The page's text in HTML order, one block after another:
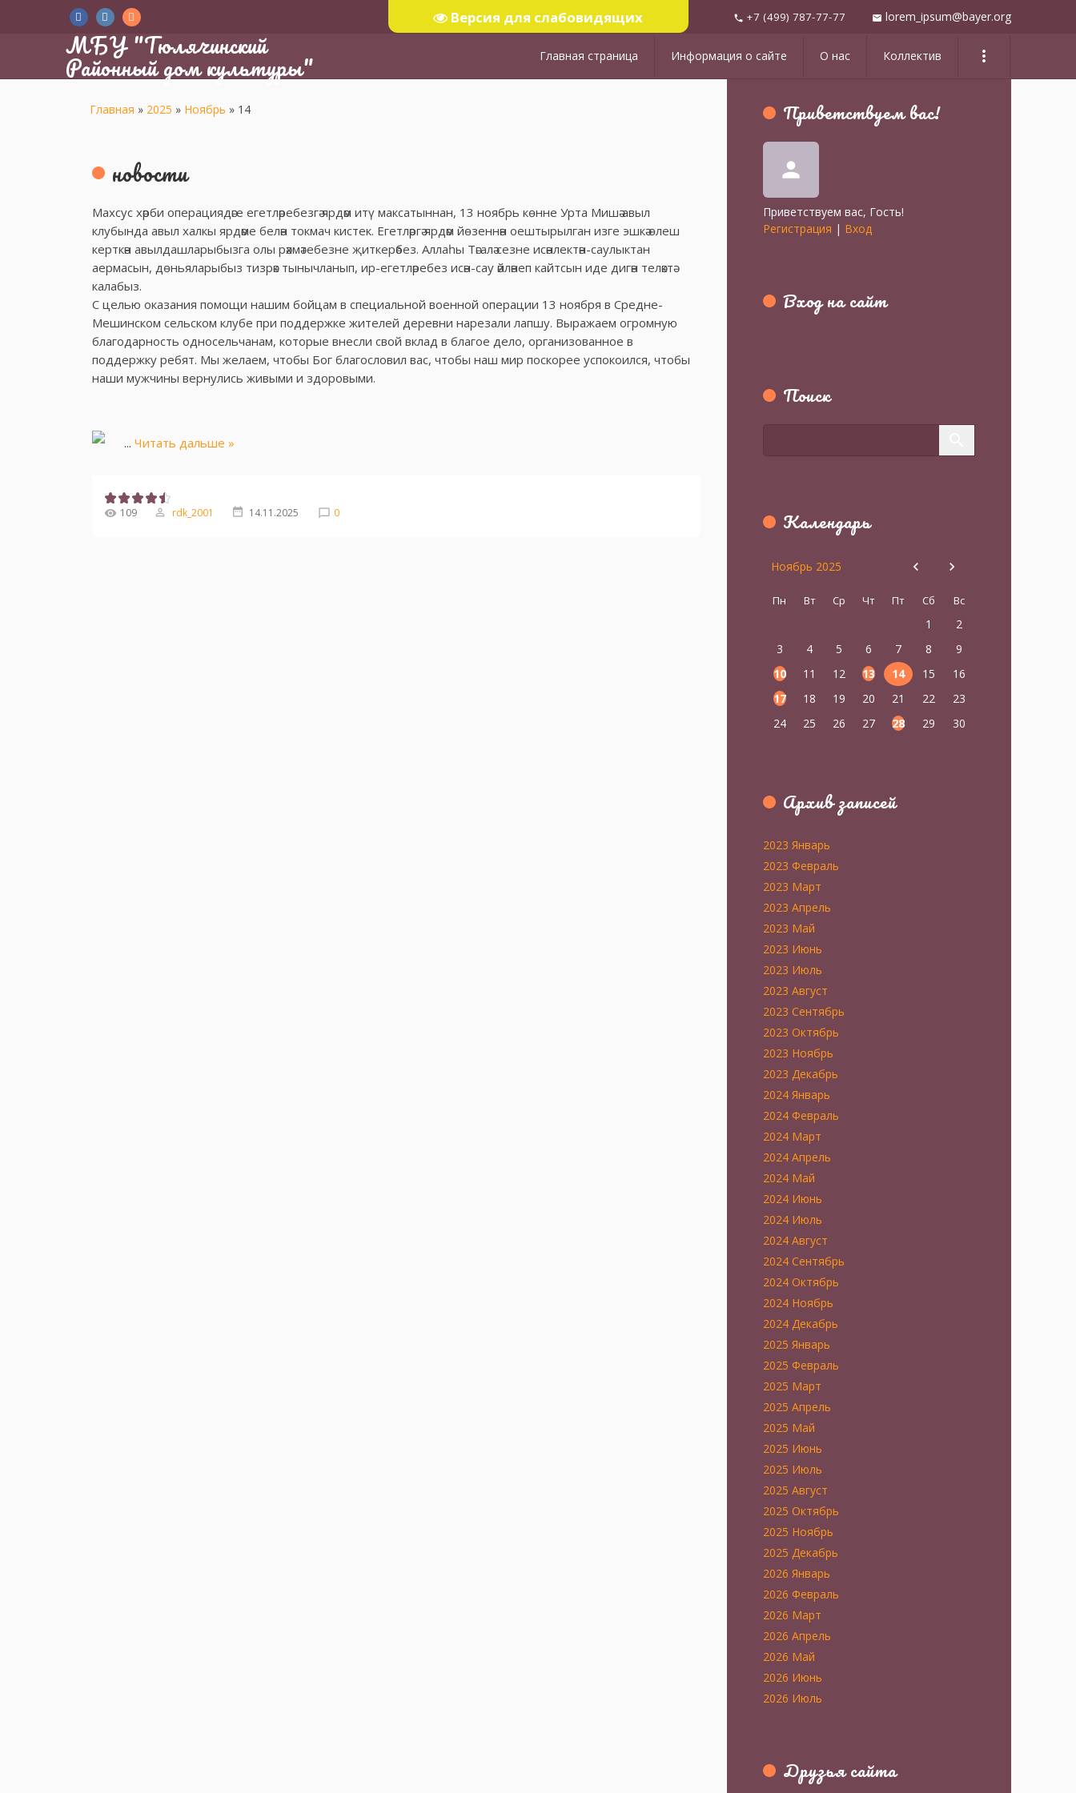
Версия для слабовидящих phone +7 (499) 787-77-77 mail lorem_ipsum@bayer.org
МБУ "Тюлячинский
Районный дом культуры" Главная страница Информация о сайте О нас Коллектив more_vert
Главная » 2025 » Ноябрь » 14
новости
Махсус хәрби операциядәге егетләребезгә ярдәм итү максатыннан, 13 ноябрь көнне Урта Мишә авыл
клубында авыл халкы ярдәме белән токмач кистек. Егетләргә ярдәм йөзеннән оештырылган изге эшкә өлеш
керткән авылдашларыбызга олы рәхмәтебезне җиткерәбез. Аллаһы Тәгалә сезне исәнлектән-саулыктан
аермасын, дөньяларыбыз тизрәк тынычланып, ир-егетләребез исән-сау әйләнеп кайтсын иде дигән теләктә
калабыз.
С целью оказания помощи нашим бойцам в специальной военной операции 13 ноября в Средне-
Мешинском сельском клубе при поддержке жителей деревни нарезали лапшу. Выражаем огромную
благодарность односельчанам, которые внесли свой вклад в благое дело, организованное в
поддержку ребят. Мы желаем, чтобы Бог благословил вас, чтобы наш мир поскорее успокоился, чтобы
наши мужчины вернулись живыми и здоровыми.
... Читать дальше »
109 rdk_2001 14.11.2025 0
Приветствуем вас!
person
Приветствуем вас, Гость!
Регистрация | Вход
Вход на сайт
Поиск
Календарь
Ноябрь 2025
Пн Вт Ср Чт Пт Сб Вс
1
2
3
4 5 6 7 8
9
10
11 12 13 14 15
16
17
18 19 20 21 22
23
24
25 26 27 28 29 30
Архив записей
2023 Январь
2023 Февраль
2023 Март
2023 Апрель
2023 Май
2023 Июнь
2023 Июль
2023 Август
2023 Сентябрь
2023 Октябрь
2023 Ноябрь
2023 Декабрь
2024 Январь
2024 Февраль
2024 Март
2024 Апрель
2024 Май
2024 Июнь
2024 Июль
2024 Август
2024 Сентябрь
2024 Октябрь
2024 Ноябрь
2024 Декабрь
2025 Январь
2025 Февраль
2025 Март
2025 Апрель
2025 Май
2025 Июнь
2025 Июль
2025 Август
2025 Октябрь
2025 Ноябрь
2025 Декабрь
2026 Январь
2026 Февраль
2026 Март
2026 Апрель
2026 Май
2026 Июнь
2026 Июль
Друзья сайта